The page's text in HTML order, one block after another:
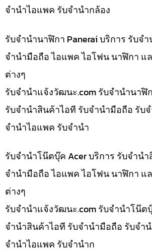
จำนำไอแพค รับจำนำกล้อง
รับจำนำนาฬิกา Panerai บริการ รับจ
จำนำมือถือ ไอแพค ไอโฟน นาฬิกา แ
ต่างๆ
รับจํานําแจ้งวัฒนะ.com รับจำนำนาฬิ
รับจำนำสินค้าไอที รับจำนำมือถือ รับ
จำนำไอแพค รับจำนำ
รับจำนำโน๊ตบุ๊ค Acer บริการ รับจำน
จำนำมือถือ ไอแพค ไอโฟน นาฬิกา แ
ต่างๆ
รับจํานําแจ้งวัฒนะ.com รับจำนำโน๊ต
จำนำสินค้าไอที รับจำนำมือถือ รับจำ
จำนำไอแพค รับจำนำก